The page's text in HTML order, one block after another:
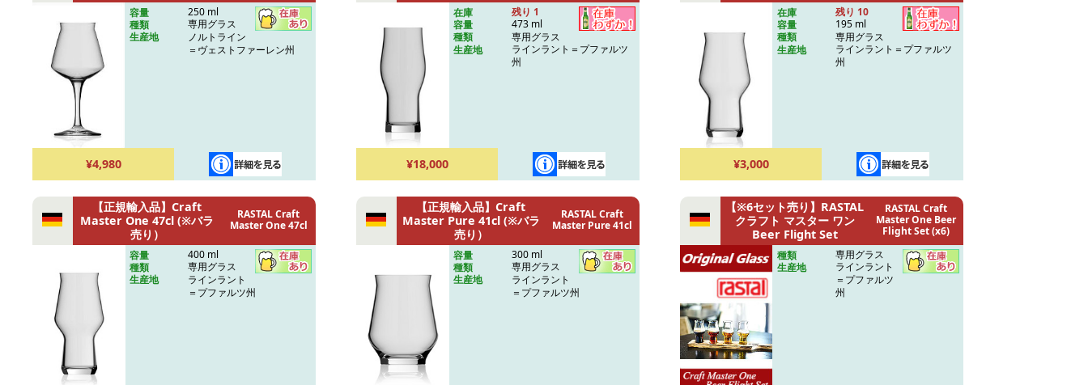
容量
250 ml
種類
専用グラス
生産地
ノルトライン
＝ヴェストファーレン州
¥4,980
在庫
残り 1
容量
473 ml
種類
専用グラス
生産地
ラインラント＝プファルツ
州
¥18,000
在庫
残り 10
容量
195 ml
種類
専用グラス
生産地
ラインラント＝プファルツ
州
¥3,000
【正規輸入品】Craft
Master One 47cl (※バラ
売り）
RASTAL Craft
Master One 47cl
容量
400 ml
種類
専用グラス
生産地
ラインラント
＝プファルツ州
【正規輸入品】Craft
Master Pure 41cl (※バラ
売り）
RASTAL Craft
Master Pure 41cl
容量
300 ml
種類
専用グラス
生産地
ラインラント
＝プファルツ州
【※6セット売り】RASTAL
クラフト マスター ワン
Beer Flight Set
RASTAL Craft
Master One Beer
Flight Set (x6)
種類
専用グラス
生産地
ラインラント
＝プファルツ
州